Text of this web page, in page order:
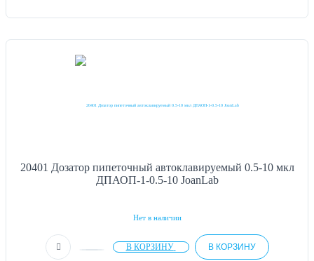
20401 Дозатор пипеточный автоклавируемый 0.5-10 мкл
ДПАОП-1-0.5-10 JoanLab
Нет в наличии
В КОРЗИНУ В КОРЗИНУ